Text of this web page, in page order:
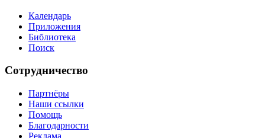
Календарь
Приложения
Библиотека
Поиск
Сотрудничество
Партнёры
Наши ссылки
Помощь
Благодарности